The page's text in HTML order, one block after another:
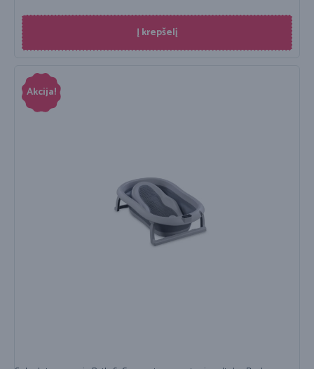
Į krepšelį
Akcija!